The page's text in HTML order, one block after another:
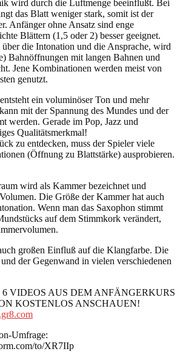
wird durch die Luftmenge beeinflußt. Bei
das Blatt weniger stark, somit ist der
Anfänger ohne Ansatz sind enge
Blättern (1,5 oder 2) besser geeignet.
die Intonation und die Ansprache, wird
Bahnöffnungen mit langen Bahnen und
Jene Kombinationen werden meist von
genutzt.
ein voluminöser Ton und mehr
mit der Spannung des Mundes und der
werden. Gerade im Pop, Jazz und
Qualitätsmerkmal!
zu entdecken, muss der Spieler viele
(Öffnung zu Blattstärke) ausprobieren.
wird als Kammer bezeichnet und
Die Größe der Kammer hat auch
Wenn man das Saxophon stimmt
auf dem Stimmkork verändert,
großen Einfluß auf die Klangfarbe. Die
der Gegenwand in vielen verschiedenen
6 VIDEOS AUS DEM ANFÄNGERKURS
KOSTENLOS ANSCHAUEN!
Umfrage:
to/XR7IIp